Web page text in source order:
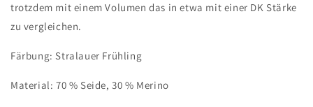
trotzdem mit einem Volumen das in etwa mit einer DK Stärke
zu vergleichen.
Färbung: Stralauer Frühling
Material: 70 % Seide, 30 % Merino